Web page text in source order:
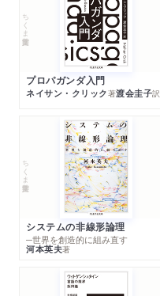
ちくま学芸文庫
プロパガンダ入門
ネイサン・クリック著渡会圭子訳
ちくま学芸文庫
システムの非線形論理
─世界を創造的に組み直す
河本英夫著